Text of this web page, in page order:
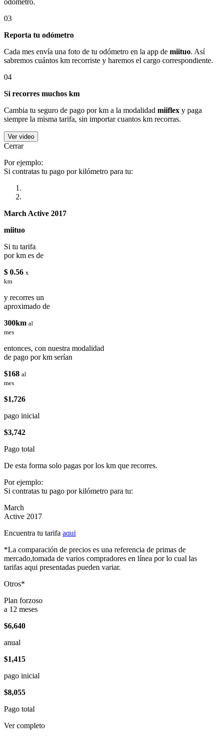
03
Reporta tu odómetro
Cada mes envía una foto de tu odómetro en la app de miituo. Así
sabremos cuántos km recorriste y haremos el cargo correspondiente.
04
Si recorres muchos km
Cambia tu seguro de pago por km a la modalidad miiflex y paga
siempre la misma tarifa, sin importar cuantos km recorras.
Ver video
Cerrar
Por ejemplo:
Si contratas tu pago por kilómetro para tu:
March Active 2017
miituo
Si tu tarifa
por km es de
$ 0.56 x
km
y recorres un
aproximado de
300km al
mes
entonces, con nuestra modalidad
de pago por km serían
$168 al
mes
$1,726
pago inicial
$3,742
Pago total
De esta forma solo pagas por los km que recorres.
Por ejemplo:
Si contratas tu pago por kilómetro para tu:
March
Active 2017
Encuentra tu tarifa aqui
*La comparación de precios es una referencia de primas de
mercado,tomada de varios compradores en línea por lo cual las
tarifas aqui presentadas pueden variar.
Otros*
Plan forzoso
a 12 meses
$6,640
anual
$1,415
pago inicial
$8,055
Pago total
Ver completo